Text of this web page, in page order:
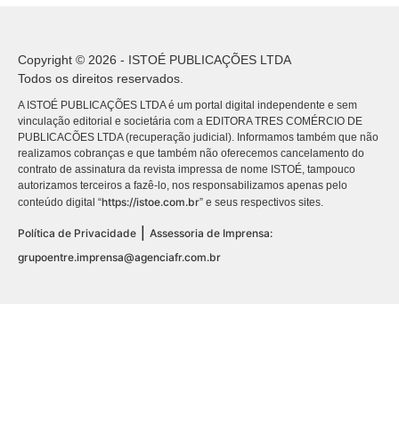
Copyright © 2026 - ISTOÉ PUBLICAÇÕES LTDA
Todos os direitos reservados.
A ISTOÉ PUBLICAÇÕES LTDA é um portal digital independente e sem
vinculação editorial e societária com a EDITORA TRES COMÉRCIO DE
PUBLICACÕES LTDA (recuperação judicial). Informamos também que não
realizamos cobranças e que também não oferecemos cancelamento do
contrato de assinatura da revista impressa de nome ISTOÉ, tampouco
autorizamos terceiros a fazê-lo, nos responsabilizamos apenas pelo
conteúdo digital “https://istoe.com.br” e seus respectivos sites.
Política de Privacidade
Assessoria de Imprensa:
grupoentre.imprensa@agenciafr.com.br